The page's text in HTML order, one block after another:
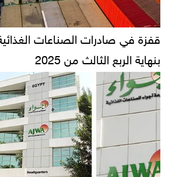
بنهاية الربع الثالث من 2025